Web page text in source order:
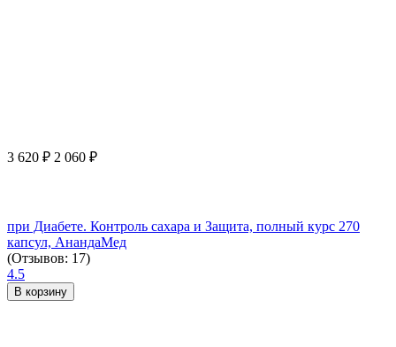
3 620 ₽ 2 060 ₽
при Диабете. Контроль сахара и Защита, полный курс 270
капсул, АнандаМед
(Отзывов: 17)
4.5
В корзину